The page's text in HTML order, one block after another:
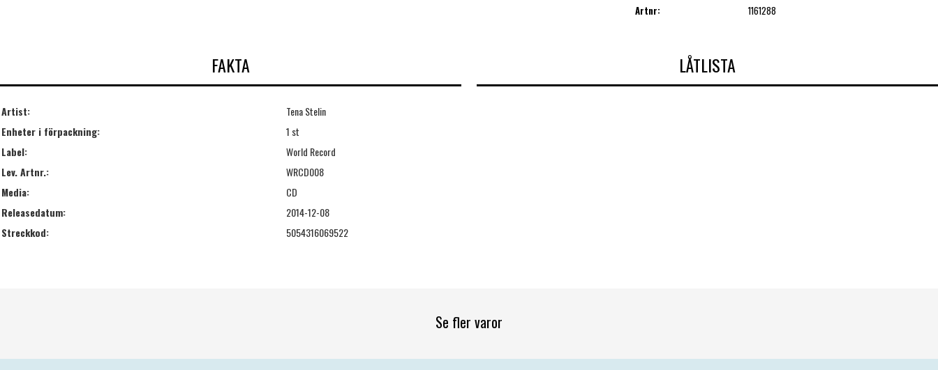
Artnr:
1161288
FAKTA
Artist:
Tena Stelin
Enheter i förpackning:
1 st
Label:
World Record
Lev. Artnr.:
WRCD008
Media:
CD
Releasedatum:
2014-12-08
Streckkod:
5054316069522
LÅTLISTA
Se fler varor